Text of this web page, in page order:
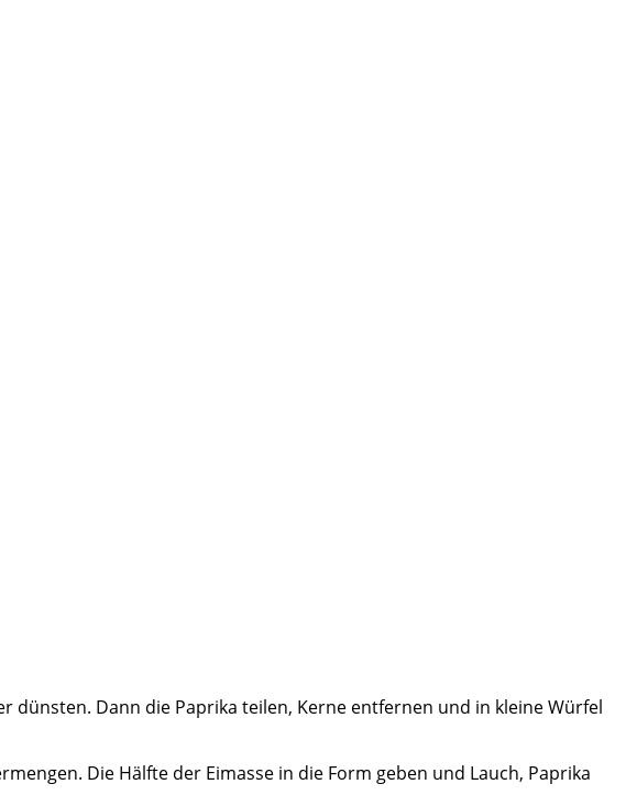
dünsten. Dann die Paprika teilen, Kerne entfernen und in kleine Würfel
Die Hälfte der Eimasse in die Form geben und Lauch, Paprika